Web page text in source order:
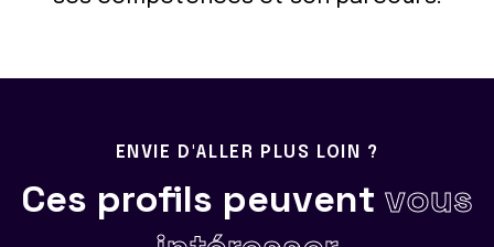
ENVIE D'ALLER PLUS LOIN ?
Ces profils peuvent vous